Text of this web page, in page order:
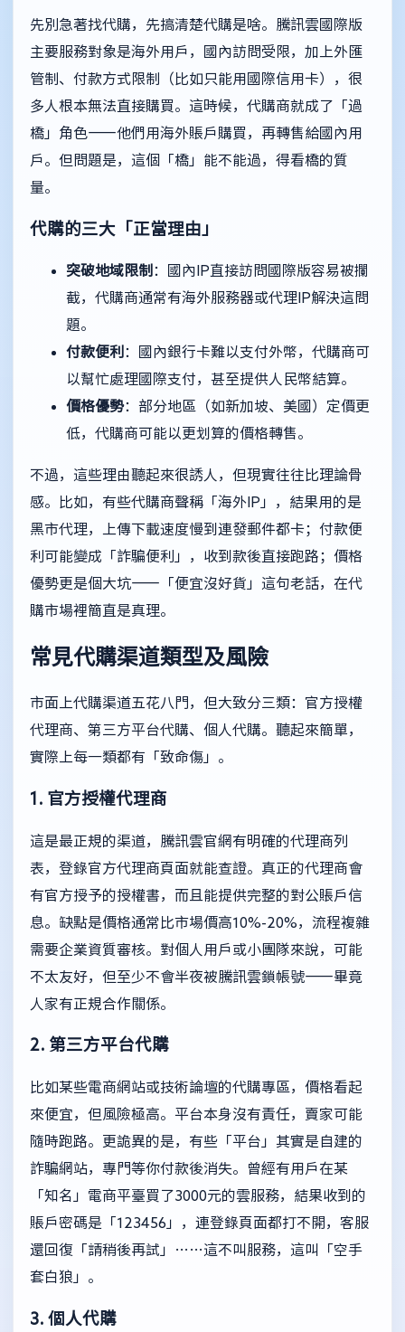
先別急著找代購，先搞清楚代購是啥。騰訊雲國際版
主要服務對象是海外用戶，國內訪問受限，加上外匯
管制、付款方式限制（比如只能用國際信用卡），很
多人根本無法直接購買。這時候，代購商就成了「過
橋」角色——他們用海外賬戶購買，再轉售給國內用
戶。但問題是，這個「橋」能不能過，得看橋的質
量。
代購的三大「正當理由」
突破地域限制 ：國內IP直接訪問國際版容易被攔
截，代購商通常有海外服務器或代理IP解決這問
題。
付款便利 ：國內銀行卡難以支付外幣，代購商可
以幫忙處理國際支付，甚至提供人民幣結算。
價格優勢：部分地區（如新加坡、美國）定價更
低，代購商可能以更划算的價格轉售。
不過，這些理由聽起來很誘人，但現實往往比理論骨
感。比如，有些代購商聲稱「海外IP」，結果用的是
黑市代理，上傳下載速度慢到連發郵件都卡；付款便
利可能變成「詐騙便利」，收到款後直接跑路；價格
優勢更是個大坑——「便宜沒好貨」這句老話，在代
購市場裡簡直是真理。
常見代購渠道類型及風險
市面上代購渠道五花八門，但大致分三類：官方授權
代理商、第三方平台代購、個人代購。聽起來簡單，
實際上每一類都有「致命傷」。
1. 官方授權代理商
這是最正規的渠道，騰訊雲官網有明確的代理商列
表，登錄官方代理商頁面就能查證。真正的代理商會
有官方授予的授權書，而且能提供完整的對公賬戶信
息。缺點是價格通常比市場價高10%-20%，流程複雜
需要企業資質審核。對個人用戶或小團隊來說，可能
不太友好，但至少不會半夜被騰訊雲鎖帳號——畢竟
人家有正規合作關係。
2. 第三方平台代購
比如某些電商網站或技術論壇的代購專區，價格看起
來便宜，但風險極高。平台本身沒有責任，賣家可能
隨時跑路。更詭異的是，有些「平台」其實是自建的
詐騙網站，專門等你付款後消失。曾經有用戶在某
「知名」電商平臺買了3000元的雲服務，結果收到的
賬戶密碼是「123456」，連登錄頁面都打不開，客服
還回復「請稍後再試」……這不叫服務，這叫「空手
套白狼」。
3. 個人代購